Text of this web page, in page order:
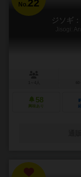
No.22
ジソギ
Jisogi:
58
興味あり